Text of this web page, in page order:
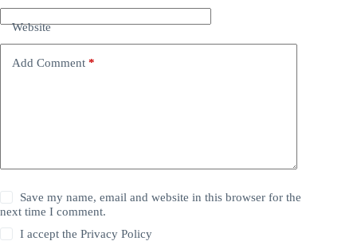
Website
Add Comment *
Save my name, email and website in this browser for the
next time I comment.
I accept thePrivacy Policy